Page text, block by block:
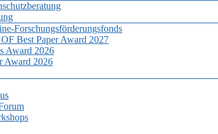
Forschungsförderungsfonds
Best Paper Award 2027
Award 2026
Award 2026